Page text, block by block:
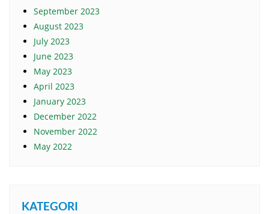
September 2023
August 2023
July 2023
June 2023
May 2023
April 2023
January 2023
December 2022
November 2022
May 2022
KATEGORI